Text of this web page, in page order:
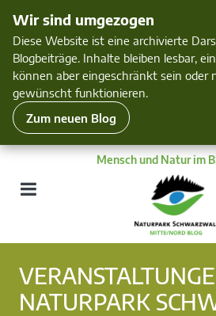
Wir sind umgezogen
Diese Website ist eine archivierte
Blogbeiträge. Inhalte bleiben lesbar,
können aber eingeschränkt sein oder
gewünscht funktionieren.
Zum neuen Blog
Mensch und Natur im
NATURPARK